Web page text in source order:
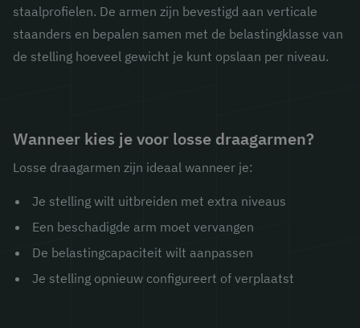
staalprofielen. De armen zijn bevestigd aan verticale
staanders en bepalen samen met de belastingklasse van
de stelling hoeveel gewicht je kunt opslaan per niveau.
Wanneer kies je voor losse draagarmen?
Losse draagarmen zijn ideaal wanneer je:
Je stelling wilt uitbreiden met extra niveaus
Een beschadigde arm moet vervangen
De belastingcapaciteit wilt aanpassen
Je stelling opnieuw configureert of verplaatst